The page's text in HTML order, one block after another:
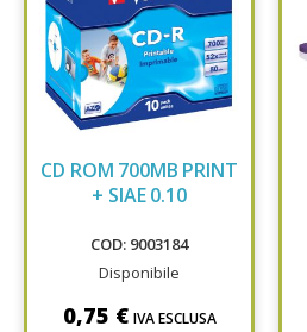
CD ROM 700MB PRINT
+ SIAE 0.10
COD: 9003184
Disponibile
0,75 € IVA ESCLUSA